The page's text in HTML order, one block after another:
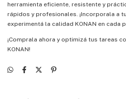
herramienta eficiente, resistente y
rápidos y profesionales. ¡Incorporala a
experimentá la calidad KONAN en cada
¡Comprala ahora y optimizá tus tareas
KONAN!